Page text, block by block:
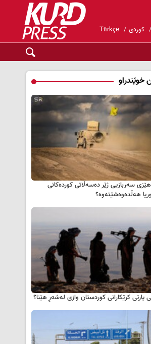
کوردی Türkçe
خوێندراو
هێزی سەربازیی ژێر دەسەڵاتی کوردەکانی
هەڵدەوەشێتەوە؟
پارتی کرێکارانی کوردستان وازی لەشەڕ هێنا؟